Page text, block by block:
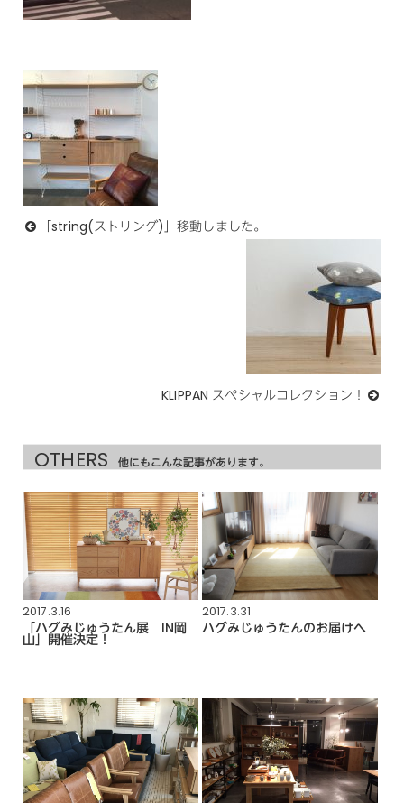
「string(ストリング)」移動しました。
KLIPPAN スペシャルコレクション！
OTHERS 他にもこんな記事があります。
2017.3.16
「ハグみじゅうたん展 IN岡
山」開催決定！
2017.3.31
ハグみじゅうたんのお届けへ